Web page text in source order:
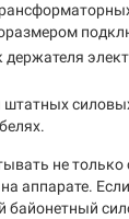
не только
аппарате.
байонетный